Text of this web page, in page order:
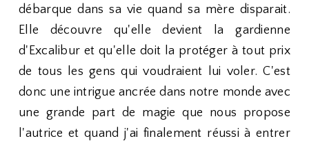
débarque dans sa vie quand sa mère disparait.
Elle découvre qu'elle devient la gardienne
d'Excalibur et qu'elle doit la protéger à tout prix
de tous les gens qui voudraient lui voler. C'est
donc une intrigue ancrée dans notre monde avec
une grande part de magie que nous propose
l'autrice et quand j'ai finalement réussi à entrer